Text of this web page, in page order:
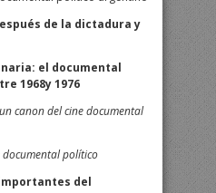
de la dictadura y
el documental
1968y 1976
canon del cine documental
documental político
del